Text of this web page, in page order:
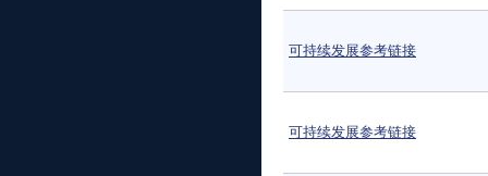
可持续发展参考链接
可持续发展参考链接